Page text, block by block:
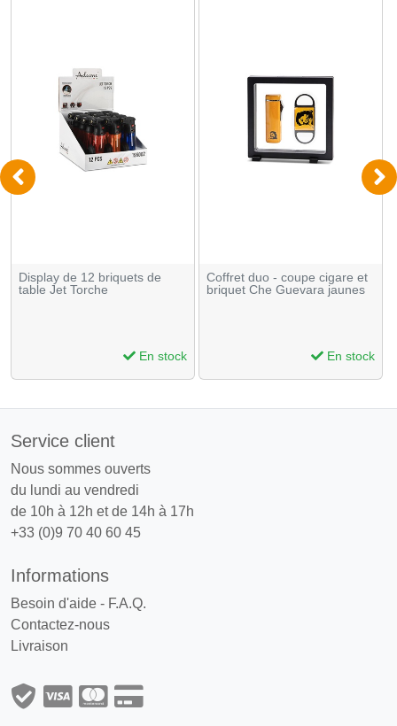
Display de 12 briquets de
table Jet Torche
En stock
Coffret duo - coupe cigare et
briquet Che Guevara jaunes
En stock
Service client
Nous sommes ouverts
du lundi au vendredi
de 10h à 12h et de 14h à 17h
+33 (0)9 70 40 60 45
Informations
Besoin d'aide - F.A.Q.
Contactez-nous
Livraison